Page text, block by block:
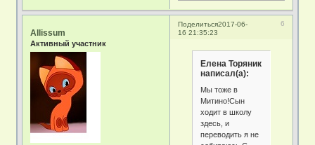
Поделиться 6
2017-06-
16 21:35:23
Allissum
Активный участник
Елена Торяник
написал(а):
Мы тоже в
Митино!Сын
ходит в школу
здесь, и
переводить я не